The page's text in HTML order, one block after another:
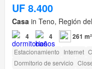
UF 8.400
Casa in Teno, Región
4 4 261 m²
Estacionamiento Internet
Dormitorio de servicio